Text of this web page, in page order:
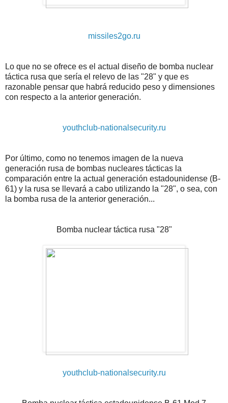
missiles2go.ru
Lo que no se ofrece es el actual diseño de bomba nuclear
táctica rusa que sería el relevo de las "28" y que es
razonable pensar que habrá reducido peso y dimensiones
con respecto a la anterior generación.
youthclub-nationalsecurity.ru
Por último, como no tenemos imagen de la nueva
generación rusa de bombas nucleares tácticas la
comparación entre la actual generación estadounidense (B-
61) y la rusa se llevará a cabo utilizando la "28", o sea, con
la bomba rusa de la anterior generación...
Bomba nuclear táctica rusa "28"
youthclub-nationalsecurity.ru